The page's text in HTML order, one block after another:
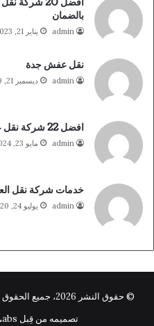
بالضمان
admin يناير 21, 2023
نقل عفش جدة
admin ديسمبر 21, 2019
افضل 22 شركة نقل عفش بخميس مشيط
admin مايو 23, 2024
خدمات شركة نقل
admin يوليو 24, 2020
© حقوق النشر 2026، جميع الحقوق محفوظة |
تصميمه من قِبل TieLabs | مُستضاف بفخر